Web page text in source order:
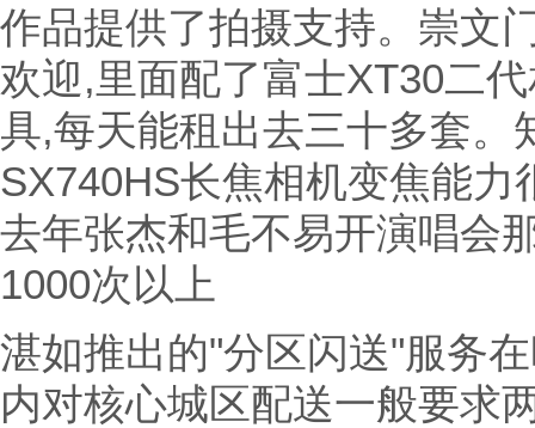
作品提供了拍摄支持。崇文
欢迎,里面配了富士XT30二
具,每天能租出去三十多套。
SX740HS长焦相机变焦能
去年张杰和毛不易开演唱会
1000次以上
湛如推出的"分区闪送"服务
内对核心城区配送一般要求